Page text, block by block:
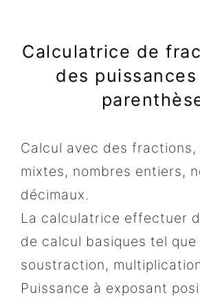
Calculatrice de
des
Calcul avec des fractions,
mixtes, nombres entiers,
décimaux.
La calculatrice effectuer
de calcul basiques tel
soustraction,
Puissance à exposant